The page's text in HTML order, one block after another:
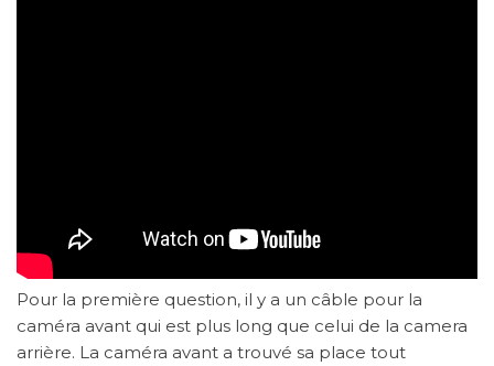
Pour la première question, il y a un câble pour la
caméra avant qui est plus long que celui de la camera
arrière. La caméra avant a trouvé sa place tout